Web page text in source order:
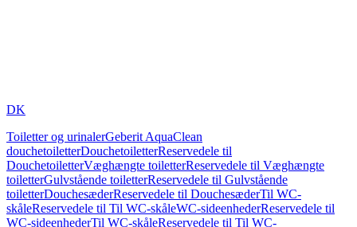
DK
Toiletter og urinalerGeberit AquaClean
douchetoiletterDouchetoiletterReservedele til
DouchetoiletterVæghængte toiletterReservedele til Væghængte
toiletterGulvstående toiletterReservedele til Gulvstående
toiletterDouchesæderReservedele til DouchesæderTil WC-
skåleReservedele til Til WC-skåleWC-sideenhederReservedele til
WC-sideenhederTil WC-skåleReservedele til Til WC-